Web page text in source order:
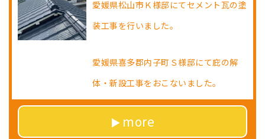
愛媛県松山市Ｋ様邸にてセメント瓦の塗
装工事を行いました。
愛媛県喜多郡内子町Ｓ様邸にて庇の解
体・新設工事をおこないました。
more